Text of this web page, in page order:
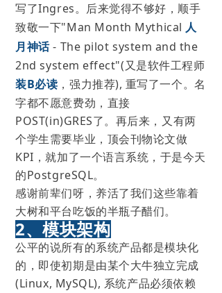
写了Ingres。后来觉得不够好，顺手
致敬一下"Man Month Mythical 人
月神话- The pilot system and the
2nd system effect"(又是软件工程师
装B必读 ，强力推荐), 重写了一个。名
字都不愿意费劲，直接
POST(in)GRES了。再后来，又有两
个学生需要毕业，顶会刊物论文做
KPI，就加了一个语言系统，于是今天
的PostgreSQL。
感谢前辈们呀，养活了我们这些靠着
大树和平台吃饭的半瓶子醋们。
2、模块架构
公平的说所有的系统产品都是模块化
的，即使初期是由某个大牛独立完成
(Linux, MySQL), 系统产品必须依赖